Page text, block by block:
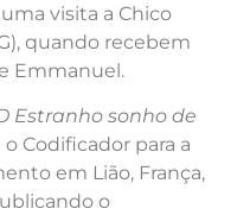
visita a Chico
quando recebem
Emmanuel.
Estranho sonho de
Codificador para a
em Lião, França,
o